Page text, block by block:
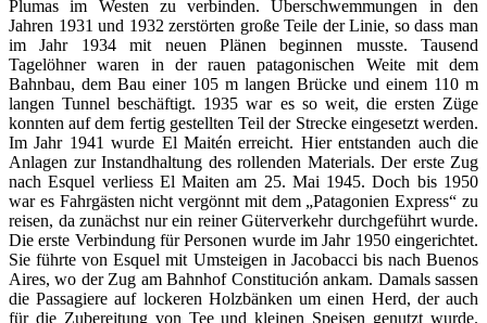
Plumas im Westen zu verbinden. Überschwemmungen in den
Jahren 1931 und 1932 zerstörten große Teile der Linie, so dass man
im Jahr 1934 mit neuen Plänen beginnen musste. Tausend
Tagelöhner waren in der rauen patagonischen Weite mit dem
Bahnbau, dem Bau einer 105 m langen Brücke und einem 110 m
langen Tunnel beschäftigt. 1935 war es so weit, die ersten Züge
konnten auf dem fertig gestellten Teil der Strecke eingesetzt werden.
Im Jahr 1941 wurde El Maitén erreicht. Hier entstanden auch die
Anlagen zur Instandhaltung des rollenden Materials. Der erste Zug
nach Esquel verliess El Maiten am 25. Mai 1945. Doch bis 1950
war es Fahrgästen nicht vergönnt mit dem „Patagonien Express“ zu
reisen, da zunächst nur ein reiner Güterverkehr durchgeführt wurde.
Die erste Verbindung für Personen wurde im Jahr 1950 eingerichtet.
Sie führte von Esquel mit Umsteigen in Jacobacci bis nach Buenos
Aires, wo der Zug am Bahnhof Constitución ankam. Damals sassen
die Passagiere auf lockeren Holzbänken um einen Herd, der auch
für die Zubereitung von Tee und kleinen Speisen genutzt wurde.